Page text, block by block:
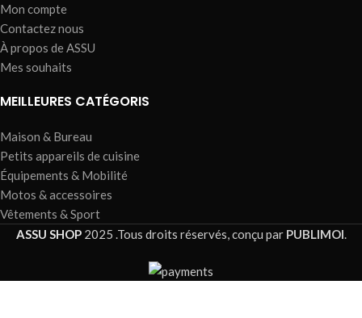
Mon compte
Contactez nous
À propos de ASSU
Mes souhaits
MEILLEURES CATÉGORIS
Maison & Bureau
Petits appareils de cuisine
Équipements & Mobilité
Motos & accessoires
Vêtements & Sport
ASSU SHOP2025 .Tous droits réservés, conçu par PUBLIMOI.